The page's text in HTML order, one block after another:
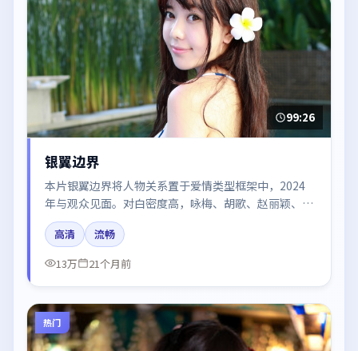
99:26
银翼边界
本片银翼边界将人物关系置于爱情类型框架中，2024
年与观众见面。对白密度高，咏梅、胡歌、赵丽颖、肖
战的台词节奏值得关注；整体气质偏泰国都市与冷色调
摄影。
高清
流畅
13万
21个月前
热门